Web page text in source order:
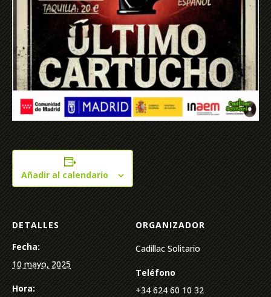
Añadir al calendario
DETALLES
Fecha:
10 mayo, 2025
Hora:
ORGANIZADOR
Cadillac Solitario
Teléfono
+34 624 60 10 32